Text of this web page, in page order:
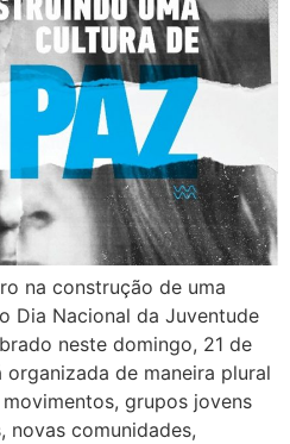
na construção de uma
Dia Nacional da Juventude
neste domingo, 21 de
de maneira plural
grupos jovens
novas comunidades,